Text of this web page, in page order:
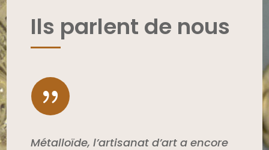
Ils parlent de nous
{
Métalloïde, l’artisanat d’art a encore